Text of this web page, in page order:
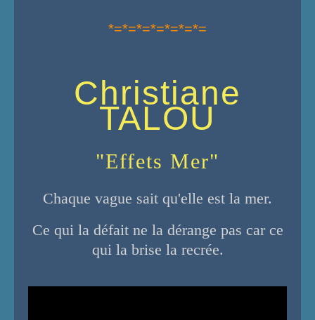
*=*=*=*=*=*=*=
Christiane
TALOU
"Effets Mer"
Chaque vague sait qu'elle est la mer.
Ce qui la défait ne la dérange pas car ce
qui la brise la recrée.